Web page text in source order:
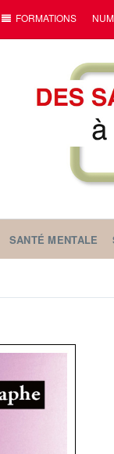
FORMATIONS
SANTÉ MENTALE